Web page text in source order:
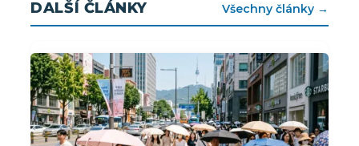
DALŠÍ ČLÁNKY Všechny články →